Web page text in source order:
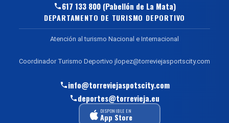
617 133 800 (Pabellón de La Mata)
DEPARTAMENTO DE TURISMO DEPORTIVO
Atención al turismo Nacional e Internacional
Coordinador Turismo Deportivo jlopez@torreviejasportscity.com
info@torreviejaspotscity.com
deportes@torrevieja.eu
DISPONIBLE EN
App Store